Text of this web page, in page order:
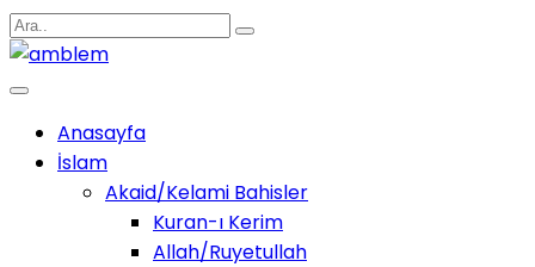
Anasayfa
İslam
Akaid/Kelami Bahisler
Kuran-ı Kerim
Allah/Ruyetullah